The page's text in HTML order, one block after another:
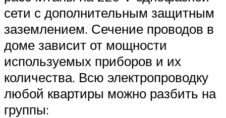
сети с дополнительным защитным
заземлением. Сечение проводов в
доме зависит от мощности
используемых приборов и их
количества. Всю электропроводку
любой квартиры можно разбить на
группы: